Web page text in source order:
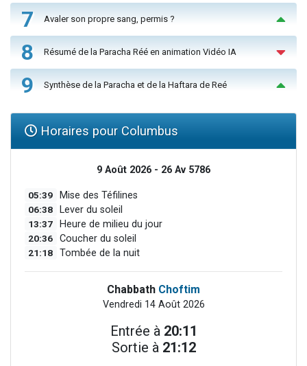
7 Avaler son propre sang, permis ?
8 Résumé de la Paracha Réé en animation Vidéo IA
9 Synthèse de la Paracha et de la Haftara de Reé
Horaires pour Columbus
9 Août 2026 - 26 Av 5786
05:39 Mise des Téfilines
06:38 Lever du soleil
13:37 Heure de milieu du jour
20:36 Coucher du soleil
21:18 Tombée de la nuit
Chabbath Choftim
Vendredi 14 Août 2026
Entrée à 20:11
Sortie à 21:12